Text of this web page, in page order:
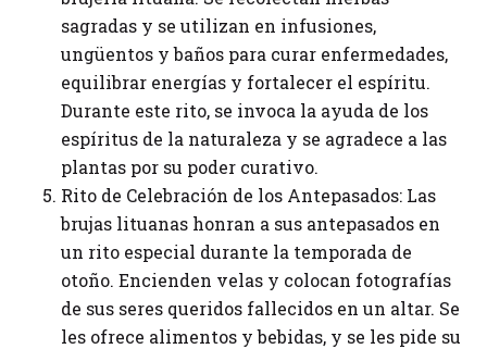
sagradas y se utilizan en infusiones,
ungüentos y baños para curar enfermedades,
equilibrar energías y fortalecer el espíritu.
Durante este rito, se invoca la ayuda de los
espíritus de la naturaleza y se agradece a las
plantas por su poder curativo.
Rito de Celebración de los Antepasados: Las
brujas lituanas honran a sus antepasados ​​en
un rito especial durante la temporada de
otoño. Encienden velas y colocan fotografías
de sus seres queridos fallecidos en un altar. Se
les ofrece alimentos y bebidas, y se les pide su